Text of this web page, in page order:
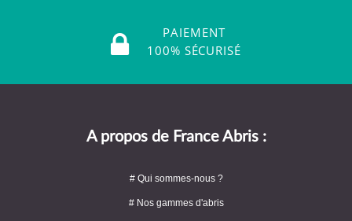
PAIEMENT
100% SÉCURISÉ
A propos de France Abris :
# Qui sommes-nous ?
# Nos gammes d'abris